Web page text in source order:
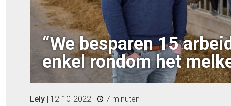
“We besparen 15
enkel rondom het
Lely| 12-10-2022| 7 minuten